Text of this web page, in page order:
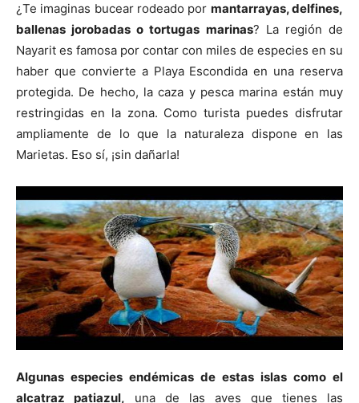
¿Te imaginas bucear rodeado por mantarrayas, delfines,
ballenas jorobadas o tortugas marinas? La región de
Nayarit es famosa por contar con miles de especies en su
haber que convierte a Playa Escondida en una reserva
protegida. De hecho, la caza y pesca marina están muy
restringidas en la zona. Como turista puedes disfrutar
ampliamente de lo que la naturaleza dispone en las
Marietas. Eso sí, ¡sin dañarla!
Algunas especies endémicas de estas islas como el
alcatraz patiazul, una de las aves que tienes las